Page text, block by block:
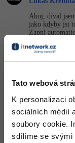
Tato webová
K personalizaci
sociálních médií
soubory cookie.
sdílíme se svými
Ahoj, díval
jako kdyby jsi
Zapni
Nahoru
Jan Vargovský
To určitě
Nahoru